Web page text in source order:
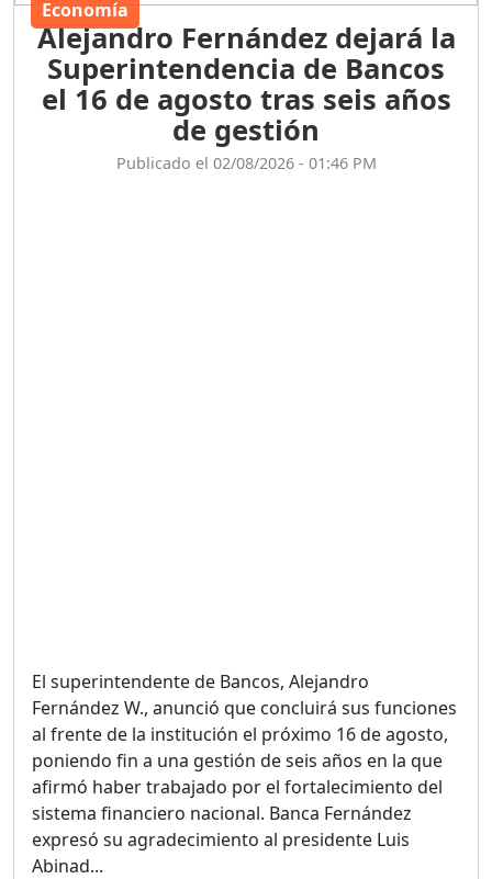
Economía
Alejandro Fernández dejará la
Superintendencia de Bancos
el 16 de agosto tras seis años
de gestión
Publicado el 02/08/2026 - 01:46 PM
El superintendente de Bancos, Alejandro
Fernández W., anunció que concluirá sus funciones
al frente de la institución el próximo 16 de agosto,
poniendo fin a una gestión de seis años en la que
afirmó haber trabajado por el fortalecimiento del
sistema financiero nacional. Banca Fernández
expresó su agradecimiento al presidente Luis
Abinad...